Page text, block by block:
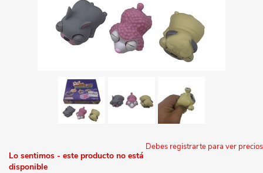
Debes registrarte para ver precios
Lo sentimos - este producto no está
disponible